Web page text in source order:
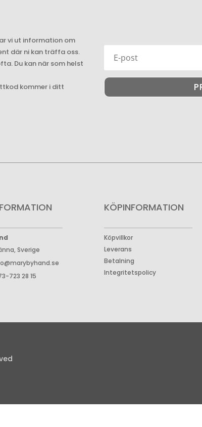
vi ut information om
där ni kan träffa oss.
Du kan när som helst
kommer i ditt
Sverige
723 28 15
KÖPINFORMATION
Köpvillkor
Leverans
Betalning
Integritetspolicy